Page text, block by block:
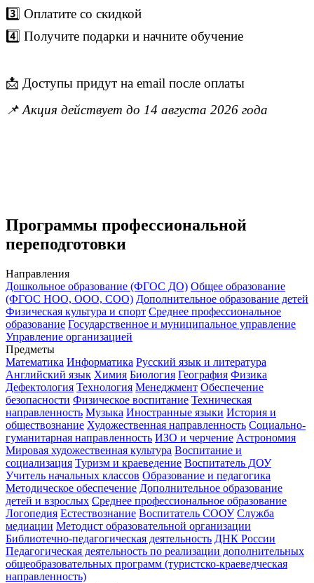
3️⃣ Оплатите со скидкой
4️⃣ Получите подарки и начните обучение
📩 Доступы придут на email после оплаты
📌 Акция действует до 14 августа 2026 года
Программы профессиональной
переподготовки
Направления
Дошкольное образование (ФГОС ДО) Общее образование
(ФГОС НОО, ООО, СОО) Дополнительное образование детей
Физическая культура и спорт Среднее профессиональное
образование Государственное и муниципальное управление
Управление организацией
Предметы
Математика Информатика Русский язык и литература
Английский язык Химия Биология География Физика
Дефектология Технология Менеджмент Обеспечение
безопасности Физическое воспитание Техническая
направленность Музыка Иностранные языки История и
обществознание Художественная направленность Социально-
гуманитарная направленность ИЗО и черчение Астрономия
Мировая художественная культура Воспитание и
социализация Туризм и краеведение Воспитатель ДОУ
Учитель начальных классов Образование и педагогика
Методическое обеспечение Дополнительное образование
детей и взрослых Среднее профессиональное образование
Логопедия Естествознание Воспитатель СООУ Служба
медиации Методист образовательной организации
Библиотечно-педагогическая деятельность ДНК России
Педагогическая деятельность по реализации дополнительных
общеобразовательных программ (туристско-краеведческая
направленность)